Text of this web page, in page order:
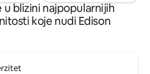
u blizini najpopularnijih
koje nudi Edison